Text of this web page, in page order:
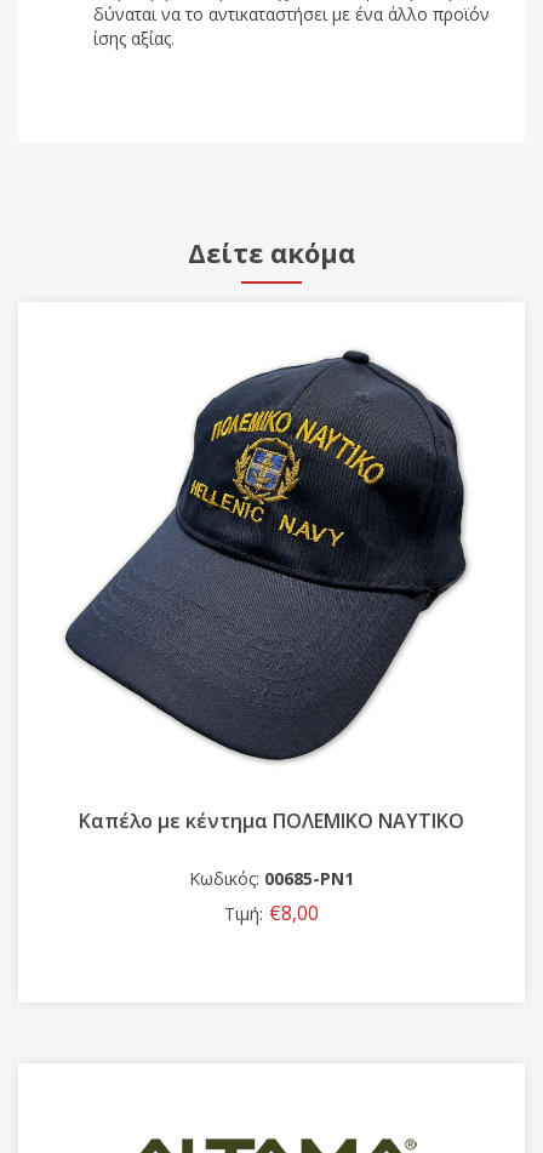
δύναται να το αντικαταστήσει με ένα άλλο προϊόν
ίσης αξίας.
Δείτε ακόμα
Καπέλο με κέντημα ΠΟΛΕΜΙΚΟ ΝΑΥΤΙΚΟ
Κωδικός: 00685-PΝ1
Τιμή: €8,00